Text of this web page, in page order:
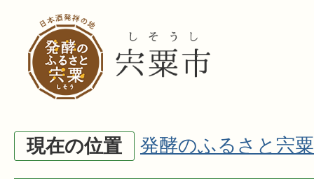
現在の位置 発酵のふるさと宍粟